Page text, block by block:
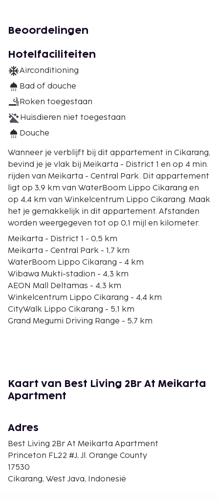
Beoordelingen
Hotelfaciliteiten
Airconditioning
Bad of douche
Roken toegestaan
Huisdieren niet toegestaan
Douche
Wanneer je verblijft bij dit appartement in Cikarang,
bevind je je vlak bij Meikarta - District 1 en op 4 min.
rijden van Meikarta - Central Park. Dit appartement
ligt op 3,9 km van WaterBoom Lippo Cikarang en
op 4,4 km van Winkelcentrum Lippo Cikarang. Maak
het je gemakkelijk in dit appartement. Afstanden
worden weergegeven tot op 0,1 mijl en kilometer.
Meikarta - District 1 - 0,5 km
Meikarta - Central Park - 1,7 km
WaterBoom Lippo Cikarang - 4 km
Wibawa Mukti-stadion - 4,3 km
AEON Mall Deltamas - 4,3 km
Winkelcentrum Lippo Cikarang - 4,4 km
CityWalk Lippo Cikarang - 5,1 km
Grand Megumi Driving Range - 5,7 km
Jababeka Golf & Country Club - 9,9 km
Sedana Golf Course - 17 km
Taman Suropati - 17,6 km
Jakarta (HLP-Halim Perdanakusuma Intl.) - 38,4 km
Jakarta (CGK-Soekarno-Hatta Intl.) - 94,2 km
Dit appartement biedt aparte rookruimtes.
De volgende kosten dienen bij de accommodatie te
worden betaald. De kosten kunnen inclusief
Kaart van Best Living 2Br At Meikarta
Apartment
Adres
Best Living 2Br At Meikarta Apartment
Princeton FL22 #J, Jl. Orange County
17530
Cikarang, West Java, Indonesië